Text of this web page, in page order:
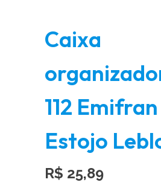
Caixa
112
Estojo
R$ 25,89